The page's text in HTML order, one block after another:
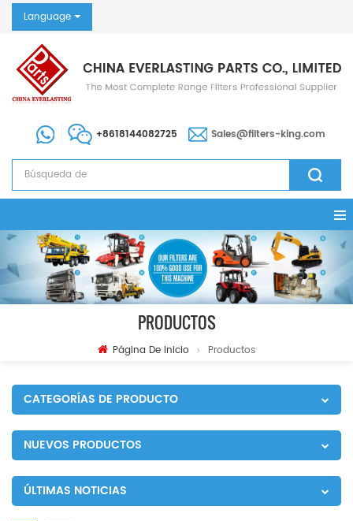
Language
+8618144082725 Sales@filters-king.com
PRODUCTOS
Página De Inicio Productos
CATEGORÍAS DE PRODUCTO
NUEVOS PRODUCTOS
ÚLTIMAS NOTICIAS